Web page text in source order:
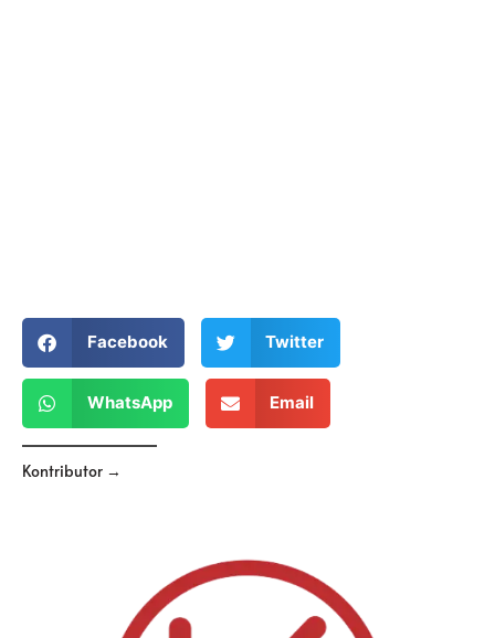
Facebook Twitter
WhatsApp Email
Kontributor →